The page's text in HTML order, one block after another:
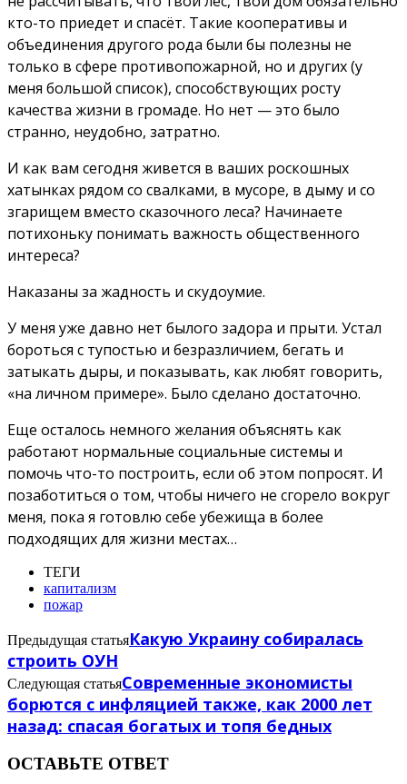
кто-то приедет и спасёт. Такие кооперативы и
объединения другого рода были бы полезны не
только в сфере противопожарной, но и других (у
меня большой список), способствующих росту
качества жизни в громаде. Но нет — это было
странно, неудобно, затратно.
И как вам сегодня живется в ваших роскошных
хатынках рядом со свалками, в мусоре, в дыму и со
згарищем вместо сказочного леса? Начинаете
потихоньку понимать важность общественного
интереса?
Наказаны за жадность и скудоумие.
У меня уже давно нет былого задора и прыти. Устал
бороться с тупостью и безразличием, бегать и
затыкать дыры, и показывать, как любят говорить,
«на личном примере». Было сделано достаточно.
Еще осталось немного желания объяснять как
работают нормальные социальные системы и
помочь что-то построить, если об этом попросят. И
позаботиться о том, чтобы ничего не сгорело вокруг
меня, пока я готовлю себе убежища в более
подходящих для жизни местах…
ТЕГИ
капитализм
пожар
Предыдущая статьяКакую Украину собиралась
строить ОУН
Следующая статьяСовременные экономисты
борются с инфляцией также, как 2000 лет
назад: спасая богатых и топя бедных
ОСТАВЬТЕ ОТВЕТ